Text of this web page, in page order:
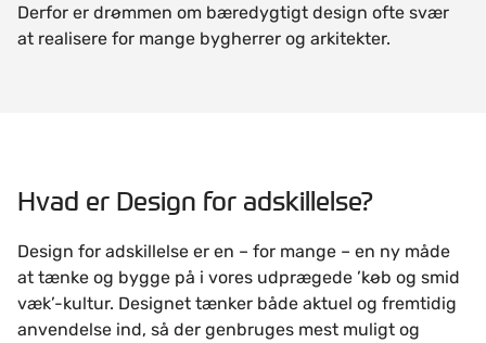
Derfor er drømmen om bæredygtigt design ofte svær
at realisere for mange bygherrer og arkitekter.
Hvad er Design for adskillelse?
Design for adskillelse er en – for mange – en ny måde
at tænke og bygge på i vores udprægede ’køb og smid
væk’-kultur. Designet tænker både aktuel og fremtidig
anvendelse ind, så der genbruges mest muligt og